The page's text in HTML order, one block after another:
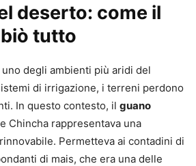
deserto: come il
tutto
degli ambienti più aridi del
di irrigazione, i terreni perdono
In questo contesto, il guano
Chincha rappresentava una
Permetteva ai contadini di
di mais, che era una delle